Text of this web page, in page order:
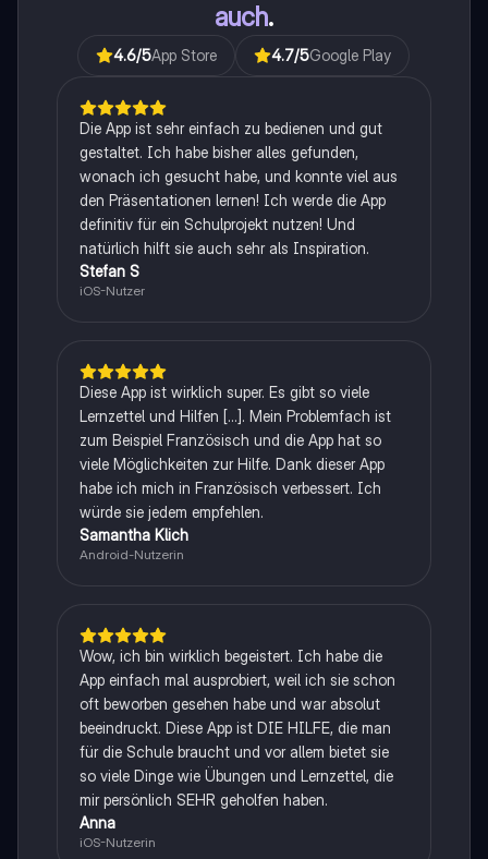
auch.
4.6/5App Store 4.7/5Google Play
Die App ist sehr einfach zu bedienen und gut
gestaltet. Ich habe bisher alles gefunden,
wonach ich gesucht habe, und konnte viel aus
den Präsentationen lernen! Ich werde die App
definitiv für ein Schulprojekt nutzen! Und
natürlich hilft sie auch sehr als Inspiration.
Stefan S
iOS-Nutzer
Diese App ist wirklich super. Es gibt so viele
Lernzettel und Hilfen [...]. Mein Problemfach ist
zum Beispiel Französisch und die App hat so
viele Möglichkeiten zur Hilfe. Dank dieser App
habe ich mich in Französisch verbessert. Ich
würde sie jedem empfehlen.
Samantha Klich
Android-Nutzerin
Wow, ich bin wirklich begeistert. Ich habe die
App einfach mal ausprobiert, weil ich sie schon
oft beworben gesehen habe und war absolut
beeindruckt. Diese App ist DIE HILFE, die man
für die Schule braucht und vor allem bietet sie
so viele Dinge wie Übungen und Lernzettel, die
mir persönlich SEHR geholfen haben.
Anna
iOS-Nutzerin